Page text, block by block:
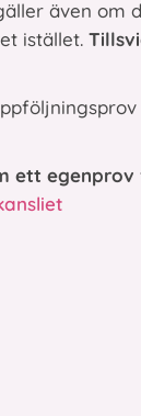
även om
istället.
ett